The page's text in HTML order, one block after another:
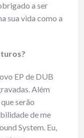
a ser
sua vida como a
EP de DUB
Além
serão
de me
System. Eu,